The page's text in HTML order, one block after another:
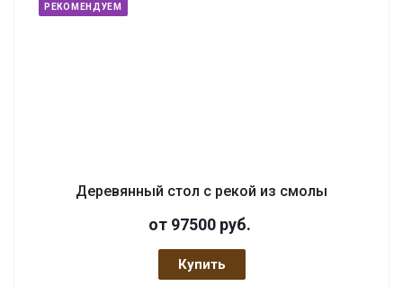
РЕКОМЕНДУЕМ
Деревянный стол с рекой из смолы
от 97500 руб.
Купить